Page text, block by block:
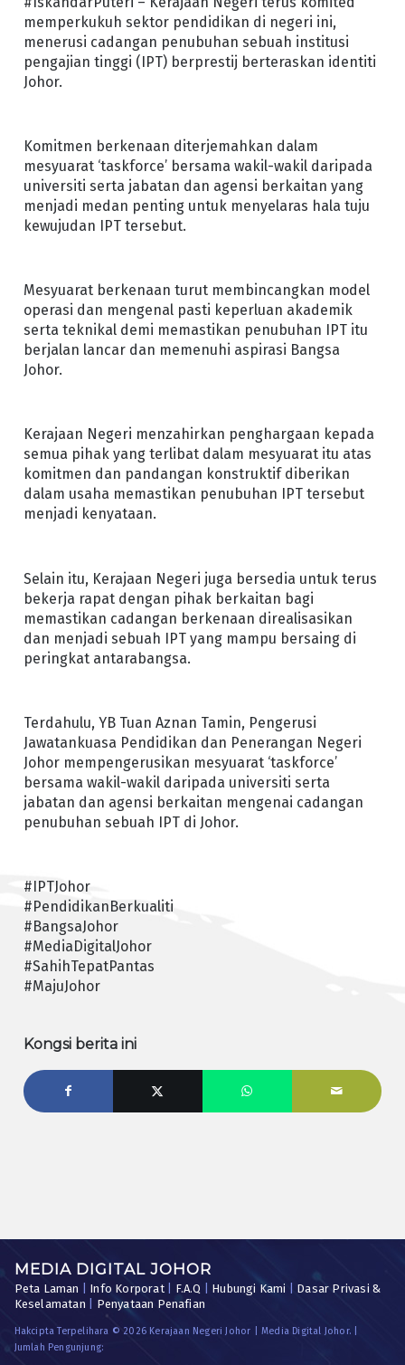
memperkukuh sektor pendidikan di negeri ini,
menerusi cadangan penubuhan sebuah institusi
pengajian tinggi (IPT) berprestij berteraskan identiti
Johor.
Komitmen berkenaan diterjemahkan dalam
mesyuarat ‘taskforce’ bersama wakil-wakil daripada
universiti serta jabatan dan agensi berkaitan yang
menjadi medan penting untuk menyelaras hala tuju
kewujudan IPT tersebut.
Mesyuarat berkenaan turut membincangkan model
operasi dan mengenal pasti keperluan akademik
serta teknikal demi memastikan penubuhan IPT itu
berjalan lancar dan memenuhi aspirasi Bangsa
Johor.
Kerajaan Negeri menzahirkan penghargaan kepada
semua pihak yang terlibat dalam mesyuarat itu atas
komitmen dan pandangan konstruktif diberikan
dalam usaha memastikan penubuhan IPT tersebut
menjadi kenyataan.
Selain itu, Kerajaan Negeri juga bersedia untuk terus
bekerja rapat dengan pihak berkaitan bagi
memastikan cadangan berkenaan direalisasikan
dan menjadi sebuah IPT yang mampu bersaing di
peringkat antarabangsa.
Terdahulu, YB Tuan Aznan Tamin, Pengerusi
Jawatankuasa Pendidikan dan Penerangan Negeri
Johor mempengerusikan mesyuarat ‘taskforce’
bersama wakil-wakil daripada universiti serta
jabatan dan agensi berkaitan mengenai cadangan
penubuhan sebuah IPT di Johor.
#IPTJohor
#PendidikanBerkualiti
#BangsaJohor
#MediaDigitalJohor
#SahihTepatPantas
#MajuJohor
Kongsi berita ini
MEDIA DIGITAL JOHOR
Peta Laman Info Korporat| F.A.Q Hubungi Kami
Dasar Privasi &
Keselamatan
Penyataan Penafian
Hakcipta Terpelihara © 2026 Kerajaan Negeri Johor | Media Digital Johor. |
Jumlah Pengunjung: